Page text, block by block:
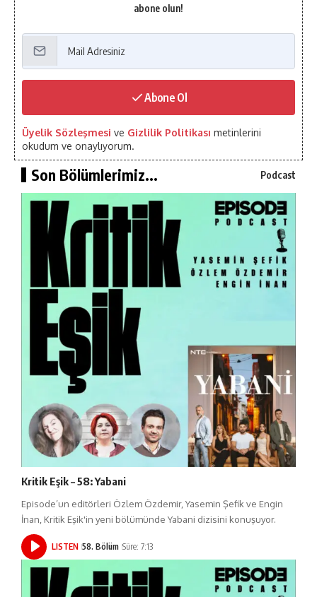
abone olun!
Abone Ol
Üyelik Sözleşmesi ve Gizlilik Politikası metinlerini
okudum ve onaylıyorum.
Son Bölümlerimiz... Podcast
Kritik Eşik – 58: Yabani
Episode’un editörleri Özlem Özdemir, Yasemin Şefik ve Engin
İnan, Kritik Eşik'in yeni bölümünde Yabani dizisini konuşuyor.
LISTEN 58. Bölüm Süre: 7:13